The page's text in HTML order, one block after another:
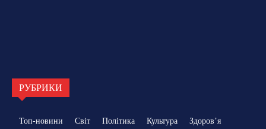
РУБРИКИ
Топ-новини Світ Політика Культура
Здоровʼя